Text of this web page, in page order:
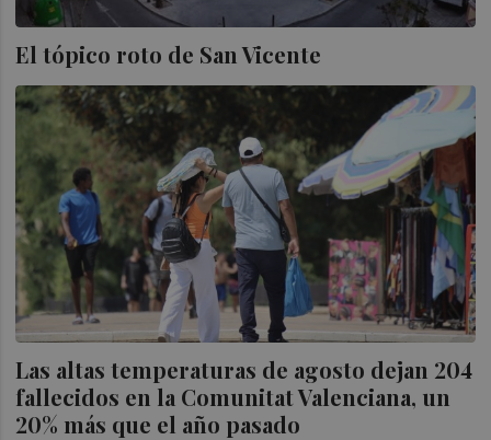
El tópico roto de San Vicente
Las altas temperaturas de agosto dejan 204
fallecidos en la Comunitat Valenciana, un
20% más que el año pasado